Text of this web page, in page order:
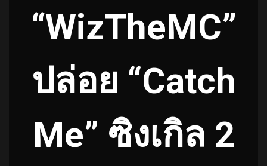
“WizTheMC”
ปล่อย “Catch
Me” ซิงเกิล 2